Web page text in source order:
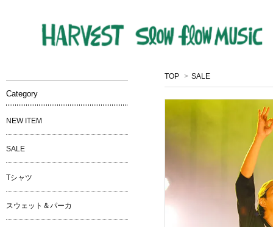
TOP > SALE
Category
NEW ITEM
SALE
Tシャツ
スウェット＆パーカ